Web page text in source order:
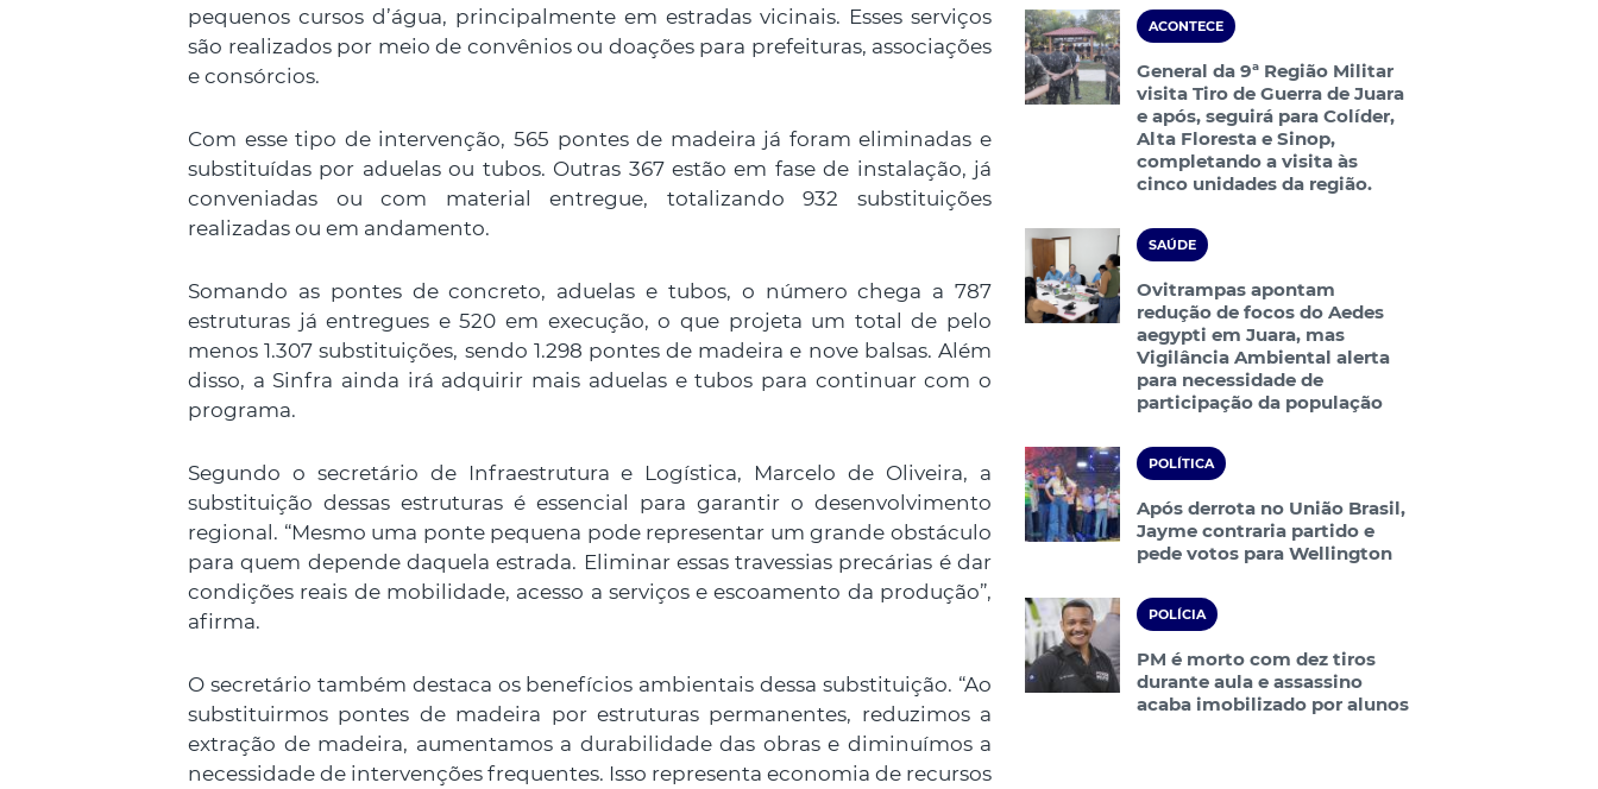
pequenos cursos d’água, principalmente em estradas vicinais. Esses serviços
são realizados por meio de convênios ou doações para prefeituras, associações
e consórcios.
Com esse tipo de intervenção, 565 pontes de madeira já foram eliminadas e
substituídas por aduelas ou tubos. Outras 367 estão em fase de instalação, já
conveniadas ou com material entregue, totalizando 932 substituições
realizadas ou em andamento.
Somando as pontes de concreto, aduelas e tubos, o número chega a 787
estruturas já entregues e 520 em execução, o que projeta um total de pelo
menos 1.307 substituições, sendo 1.298 pontes de madeira e nove balsas. Além
disso, a Sinfra ainda irá adquirir mais aduelas e tubos para continuar com o
programa.
Segundo o secretário de Infraestrutura e Logística, Marcelo de Oliveira, a
substituição dessas estruturas é essencial para garantir o desenvolvimento
regional. “Mesmo uma ponte pequena pode representar um grande obstáculo
para quem depende daquela estrada. Eliminar essas travessias precárias é dar
condições reais de mobilidade, acesso a serviços e escoamento da produção”,
afirma.
O secretário também destaca os benefícios ambientais dessa substituição. “Ao
substituirmos pontes de madeira por estruturas permanentes, reduzimos a
extração de madeira, aumentamos a durabilidade das obras e diminuímos a
necessidade de intervenções frequentes. Isso representa economia de recursos
ACONTECE
General da 9ª Região Militar
visita Tiro de Guerra de Juara
e após, seguirá para Colíder,
Alta Floresta e Sinop,
completando a visita às
cinco unidades da região.
SAÚDE
Ovitrampas apontam
redução de focos do Aedes
aegypti em Juara, mas
Vigilância Ambiental alerta
para necessidade de
participação da população
POLÍTICA
Após derrota no União Brasil,
Jayme contraria partido e
pede votos para Wellington
POLÍCIA
PM é morto com dez tiros
durante aula e assassino
acaba imobilizado por alunos